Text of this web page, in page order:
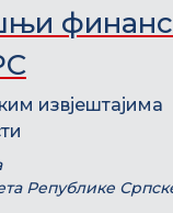
извјештајима
Републике